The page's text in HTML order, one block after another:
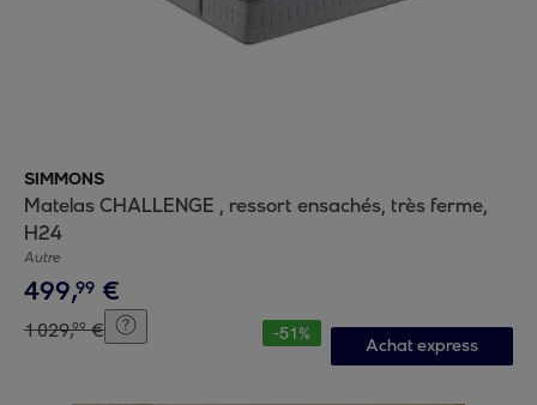
SIMMONS
Matelas CHALLENGE , ressort ensachés, très ferme,
H24
Autre
499,99 €
1029,99 € -51%
Achat express